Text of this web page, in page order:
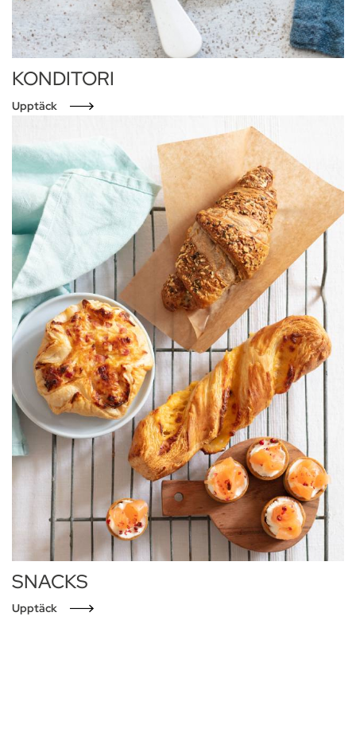
KONDITORI
Upptäck
SNACKS
Upptäck